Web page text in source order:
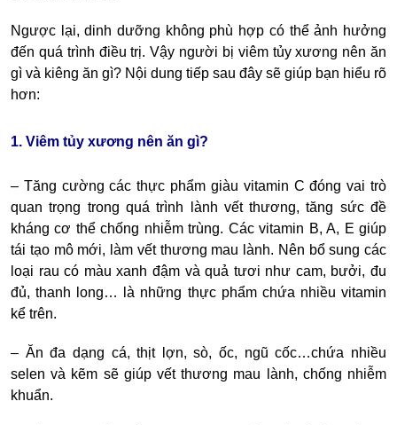
Ngược lại, dinh dưỡng không phù hợp có thể ảnh hưởng
đến quá trình điều trị. Vậy người bị viêm tủy xương nên ăn
gì và kiêng ăn gì? Nội dung tiếp sau đây sẽ giúp bạn hiểu rõ
hơn:
1. Viêm tủy xương nên ăn gì?
– Tăng cường các thực phẩm giàu vitamin C đóng vai trò
quan trọng trong quá trình lành vết thương, tăng sức đề
kháng cơ thể chống nhiễm trùng. Các vitamin B, A, E giúp
tái tạo mô mới, làm vết thương mau lành. Nên bổ sung các
loại rau có màu xanh đậm và quả tươi như cam, bưởi, đu
đủ, thanh long… là những thực phẩm chứa nhiều vitamin
kể trên.
– Ăn đa dạng cá, thịt lợn, sò, ốc, ngũ cốc…chứa nhiều
selen và kẽm sẽ giúp vết thương mau lành, chống nhiễm
khuẩn.